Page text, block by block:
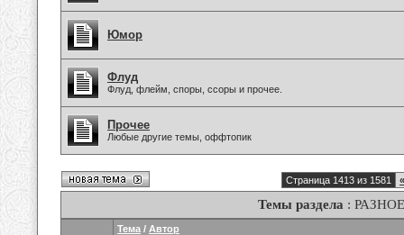
Юмор
Флуд
Флуд, флейм, споры, ссоры и прочее.
Прочее
Любые другие темы, оффтопик
Страница 1413 из 1581 «
Темы раздела : РАЗНОЕ
Тема / Автор